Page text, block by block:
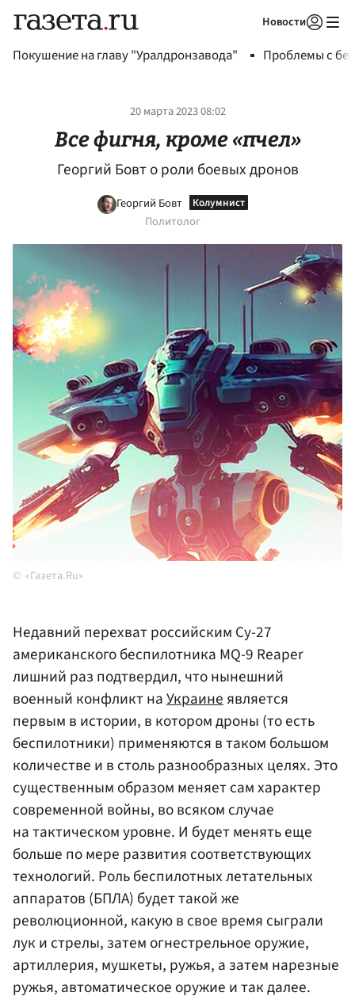
Новости
Покушение на главу "Уралдронзавода" Проблемы с
20 марта 2023 08:02
Все фигня, кроме «пчел»
Георгий Бовт о роли боевых дронов
Георгий Бовт
Политолог
«Газета.Ru»
Недавний перехват российским Су-27
американского беспилотника MQ-9 Reaper
лишний раз подтвердил, что нынешний
военный конфликт наУкраинеявляется
первым в истории, в котором дроны (то есть
беспилотники) применяются в таком большом
количестве и в столь разнообразных целях. Это
существенным образом меняет сам характер
современной войны, во всяком случае
на тактическом уровне. И будет менять еще
больше по мере развития соответствующих
технологий. Роль беспилотных летательных
аппаратов (БПЛА) будет такой же
революционной, какую в свое время сыграли
лук и стрелы, затем огнестрельное оружие,
артиллерия, мушкеты, ружья, а затем нарезные
ружья, автоматическое оружие и так далее.